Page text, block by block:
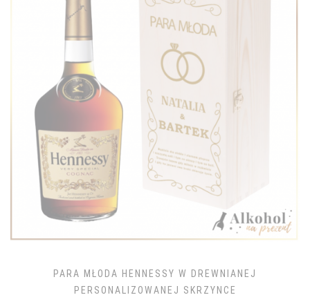
PARA MŁODA HENNESSY W DREWNIANEJ
PERSONALIZOWANEJ SKRZYNCE